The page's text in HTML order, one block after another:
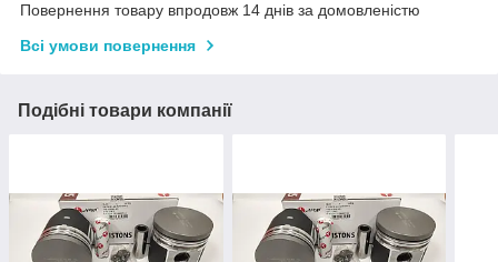
Повернення товару впродовж 14 днів за домовленістю
Всі умови повернення
Подібні товари компанії